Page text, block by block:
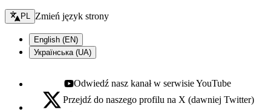
Zmień język - bieżący:
PL Zmień język strony
English (EN)
Українська (UA)
Youtube - otwiera się w nowej karcie
Odwiedź nasz kanał w serwisie YouTube
X - otwiera się w nowej karcie
Przejdź do naszego profilu na X (dawniej Twitter)